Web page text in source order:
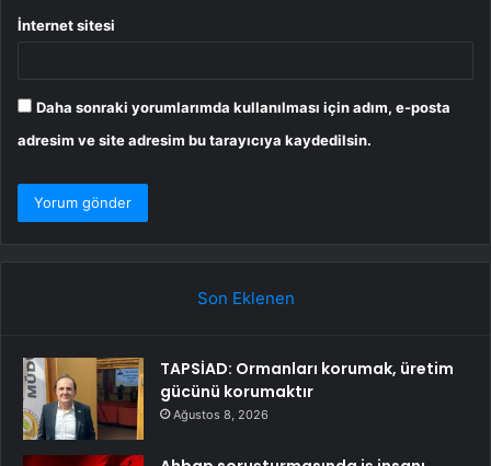
İnternet sitesi
Daha sonraki yorumlarımda kullanılması için adım, e-posta
adresim ve site adresim bu tarayıcıya kaydedilsin.
Son Eklenen
TAPSİAD: Ormanları korumak, üretim
gücünü korumaktır
Ağustos 8, 2026